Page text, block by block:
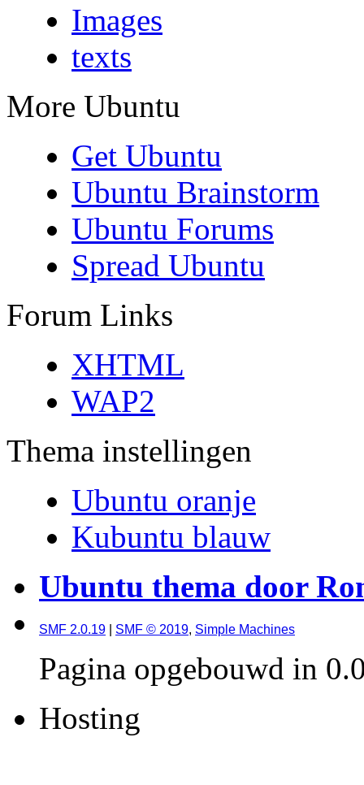
Images
texts
More Ubuntu
Get Ubuntu
Ubuntu Brainstorm
Ubuntu Forums
Spread Ubuntu
Forum Links
XHTML
WAP2
Thema instellingen
Ubuntu oranje
Kubuntu blauw
Ubuntu thema door
SMF 2.0.19 SMF © 2019, Simple Machines
Pagina opgebouwd in
Hosting